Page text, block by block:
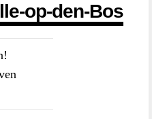
op-den-Bos